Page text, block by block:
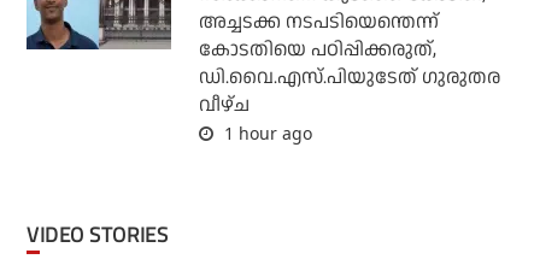
അച്ചടക്ക നടപടിയെന്തെന്ന്
കോടതിയെ പഠിപ്പിക്കരുത്,
ഡി.വൈ.എസ്.പിയുടേത് ഗുരുതര
വീഴ്ച
1 hour ago
VIDEO STORIES